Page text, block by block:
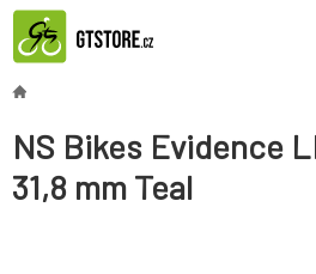
NS Bikes Evidence
31,8 mm Teal